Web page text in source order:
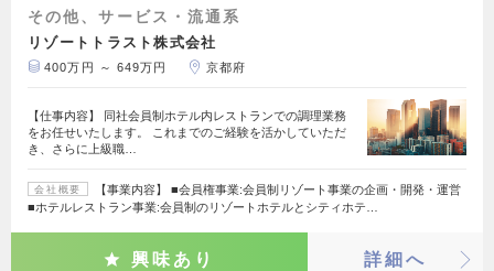
その他、サービス・流通系
リゾートトラスト株式会社
400万円 ～ 649万円 京都府
【仕事内容】 同社会員制ホテル内レストランでの調理業務
をお任せいたします。 これまでのご経験を活かしていただ
き、さらに上級職…
会社概要
【事業内容】 ■会員権事業:会員制リゾート事業の企画・開発・運営
■ホテルレストラン事業:会員制のリゾートホテルとシティホテ…
興味あり 詳細へ